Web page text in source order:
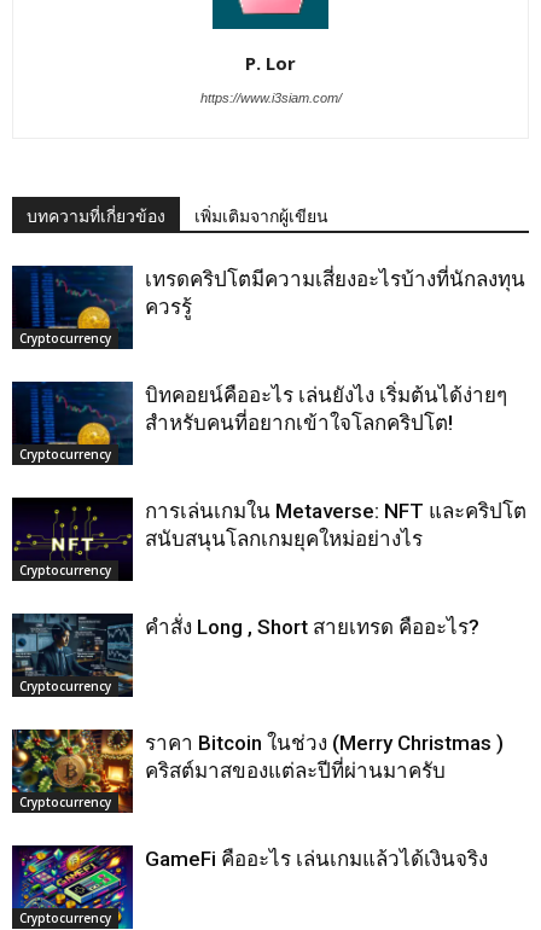
P. Lor
https://www.i3siam.com/
บทความที่เกี่ยวข้อง เพิ่มเติมจากผู้เขียน
Cryptocurrency
เทรดคริปโตมีความเสี่ยงอะไรบ้างที่นักลงทุน
ควรรู้
Cryptocurrency
บิทคอยน์คืออะไร เล่นยังไง เริ่มต้นได้ง่ายๆ
สำหรับคนที่อยากเข้าใจโลกคริปโต!
Cryptocurrency
การเล่นเกมใน Metaverse: NFT และคริปโต
สนับสนุนโลกเกมยุคใหม่อย่างไร
Cryptocurrency
คำสั่ง Long , Short สายเทรด คืออะไร?
Cryptocurrency
ราคา Bitcoin ในช่วง (Merry Christmas )
คริสต์มาสของแต่ละปีที่ผ่านมาครับ
Cryptocurrency
GameFi คืออะไร เล่นเกมแล้วได้เงินจริง